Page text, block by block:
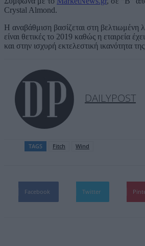
Crystal Almond.
Η αναβάθμιση βασίζεται στη βελτιωμένη
είναι θετικές το 2019 καθώς η εταιρεία
και στην ισχυρή εκτελεστική ικανότητα της
DAILYPOST
TAGS Fitch Wind
Facebook Twitter